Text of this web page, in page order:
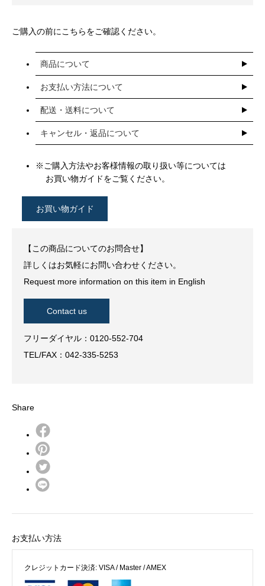
ご購入の前にこちらをご確認ください。
商品について
お支払い方法について
配送・送料について
キャンセル・返品について
※ご購入方法やお客様情報の取り扱い等については
お買い物ガイドをご覧ください。
お買い物ガイド
【この商品についてのお問合せ】
詳しくはお気軽にお問い合わせください。
Request more information on this item in English
Contact us
フリーダイヤル：0120-552-704
TEL/FAX：042-335-5253
Share
お支払い方法
クレジットカード決済: VISA / Master / AMEX